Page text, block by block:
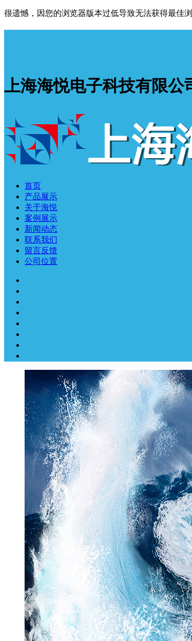
很遗憾，因您的浏览器版本过低导致无法获得最佳
上海海悦电子科技有限公
首页
产品展示
关于海悦
案例展示
新闻动态
联系我们
留言反馈
公司位置